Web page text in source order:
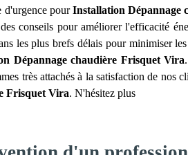
d'urgence pourInstallation Dépannage
conseils pour améliorer l'efficacité
les plus brefs délais pour minimiser
Dépannage chaudière Frisquet Vira
très attachés à la satisfaction de nos
Frisquet Vira. N'hésitez plus